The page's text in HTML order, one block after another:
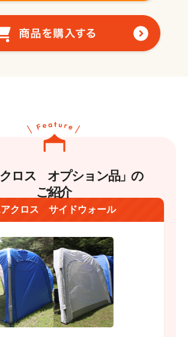
クロス オプション品」の
ご紹介
アクロス サイドウォール